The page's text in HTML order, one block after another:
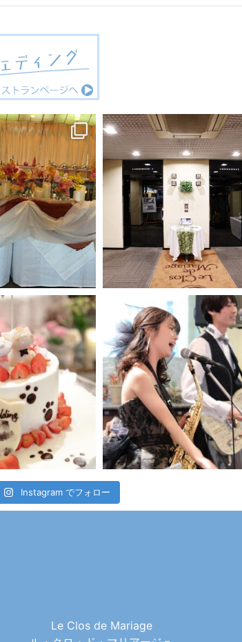
Instagram でフォロー
Le Clos de Mariage